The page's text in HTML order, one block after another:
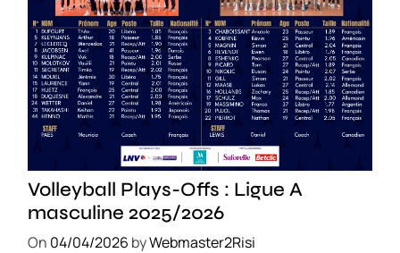
Volleyball Plays-Offs : Ligue A
masculine 2025/2026
On 04/04/2026 byWebmaster2Risi